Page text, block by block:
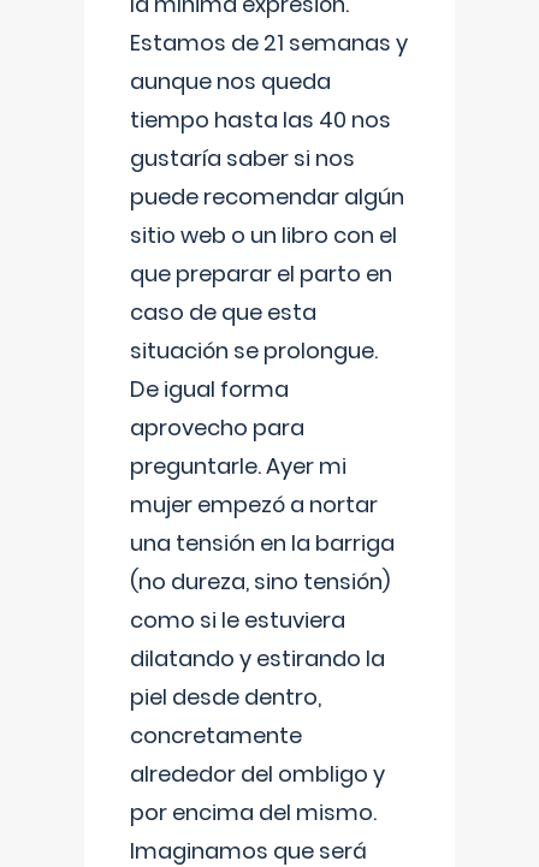
Estamos de 21 semanas y
aunque nos queda
tiempo hasta las 40 nos
gustaría saber si nos
puede recomendar algún
sitio web o un libro con el
que preparar el parto en
caso de que esta
situación se prolongue.
De igual forma
aprovecho para
preguntarle. Ayer mi
mujer empezó a nortar
una tensión en la barriga
(no dureza, sino tensión)
como si le estuviera
dilatando y estirando la
piel desde dentro,
concretamente
alrededor del ombligo y
por encima del mismo.
Imaginamos que será